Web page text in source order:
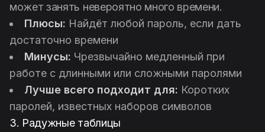
может занять невероятно много времени.
Плюсы: Найдёт любой пароль, если дать
достаточно времени
Минусы: Чрезвычайно медленный при
работе с длинными или сложными паролями
Лучше всего подходит для: Коротких
паролей, известных наборов символов
3. Радужные таблицы